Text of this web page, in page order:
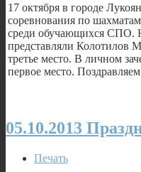
17 октября в городе
соревнования по
среди обучающихся СПО.
представляли Колотилов
третье место. В личном
первое место.
05.10.2013
Печать